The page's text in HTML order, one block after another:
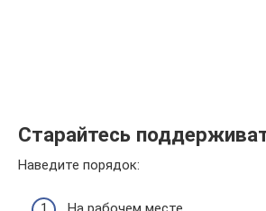
Старайтесь
Наведите порядок: